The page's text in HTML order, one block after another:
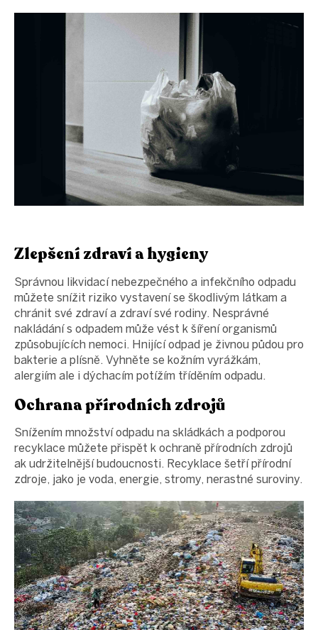
Zlepšení zdraví a hygieny
Správnou likvidací nebezpečného a infekčního odpadu
můžete snížit riziko vystavení se škodlivým látkam a
chránit své zdraví a zdraví své rodiny. Nesprávné
nakládání s odpadem může vést k šíření organismů
způsobujících nemoci. Hnijící odpad je živnou půdou pro
bakterie a plísně. Vyhněte se kožním vyrážkám,
alergiím ale i dýchacím potížím tříděním odpadu.
Ochrana přírodních zdrojů
Snížením množství odpadu na skládkách a podporou
recyklace můžete přispět k ochraně přírodních zdrojů
ak udržitelnější budoucnosti. Recyklace šetří přírodní
zdroje, jako je voda, energie, stromy, nerastné suroviny.